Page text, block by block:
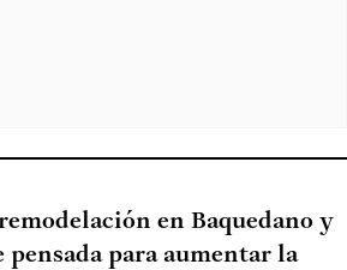
en Baquedano y
pensada para aumentar la